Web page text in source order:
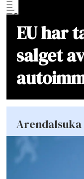
EU har
salget
Arendalsuka